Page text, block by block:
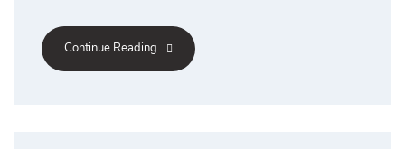
Continue Reading